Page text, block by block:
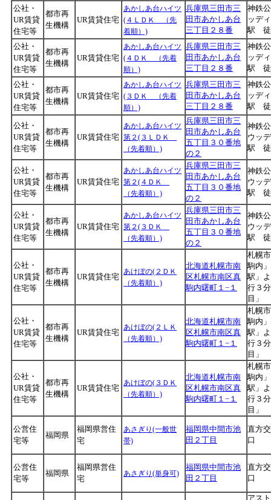
公社・
UR賃貸
住宅等
都市再
生機構
UR賃貸住宅
あかしあ台ハイツ
(４ＬＤＫ （先
着順）)
兵庫県三田市三
田市あかしあ台
三丁目２８番
神鉄
ッデ
駅
公社・
UR賃貸
住宅等
都市再
生機構
UR賃貸住宅
あかしあ台ハイツ
(４ＤＫ （先着
順）)
兵庫県三田市三
田市あかしあ台
三丁目２８番
神鉄
ッデ
駅
公社・
UR賃貸
住宅等
都市再
生機構
UR賃貸住宅
あかしあ台ハイツ
(３ＤＫ （先着
順）)
兵庫県三田市三
田市あかしあ台
三丁目２８番
神鉄
ッデ
駅
公社・
UR賃貸
住宅等
都市再
生機構
UR賃貸住宅
あかしあ台ハイツ
第２(３ＬＤＫ
（先着順）)
兵庫県三田市三
田市あかしあ台
五丁目３０番地
の２
神鉄
ウッ
駅
公社・
UR賃貸
住宅等
都市再
生機構
UR賃貸住宅
あかしあ台ハイツ
第２(４ＤＫ
（先着順）)
兵庫県三田市三
田市あかしあ台
五丁目３０番地
の２
神鉄
ウッ
駅
公社・
UR賃貸
住宅等
都市再
生機構
UR賃貸住宅
あかしあ台ハイツ
第２(３ＤＫ
（先着順）)
兵庫県三田市三
田市あかしあ台
五丁目３０番地
の２
神鉄
ウッ
駅
公社・
UR賃貸
住宅等
都市再
生機構
UR賃貸住宅
あけぼの(２ＤＫ
（先着順）)
北海道札幌市南
区札幌市南区真
駒内曙町１−１
札幌
駒内
駅」
行３
目」
公社・
UR賃貸
住宅等
都市再
生機構
UR賃貸住宅
あけぼの(２ＬＫ
（先着順）)
北海道札幌市南
区札幌市南区真
駒内曙町１−１
札幌
駒内
駅」
行３
目」
公社・
UR賃貸
住宅等
都市再
生機構
UR賃貸住宅
あけぼの(３ＤＫ
（先着順）)
北海道札幌市南
区札幌市南区真
駒内曙町１−１
札幌
駒内
駅」
行３
目」
公営住
宅等
福岡県
福岡県営住
宅
あさぎり(一般世
帯)
福岡県中間市池
田２丁目
直方
口
公営住
宅等
福岡県
福岡県営住
宅
あさぎり(単身可)
福岡県中間市池
田２丁目
直方
口
アス